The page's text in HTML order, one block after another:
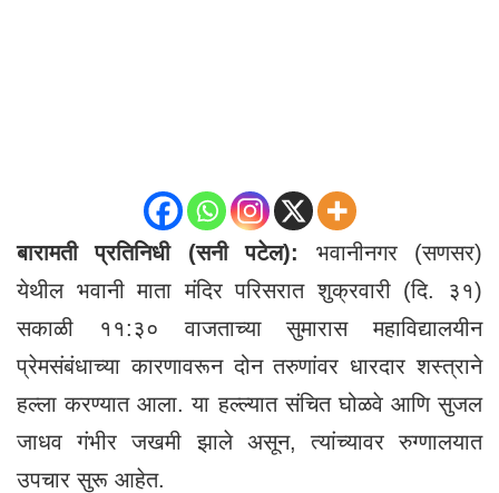
बारामती प्रतिनिधी (सनी पटेल):
भवानीनगर (सणसर)
येथील भवानी माता मंदिर परिसरात शुक्रवारी (दि. ३१)
सकाळी ११:३० वाजताच्या सुमारास महाविद्यालयीन
प्रेमसंबंधाच्या कारणावरून दोन तरुणांवर धारदार शस्त्राने
हल्ला करण्यात आला. या हल्ल्यात संचित घोळवे आणि सुजल
जाधव गंभीर जखमी झाले असून, त्यांच्यावर रुग्णालयात
उपचार सुरू आहेत.